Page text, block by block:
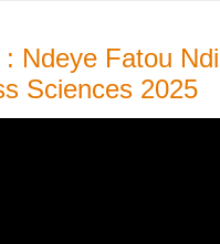
Ndeye Fatou
Sciences 2025